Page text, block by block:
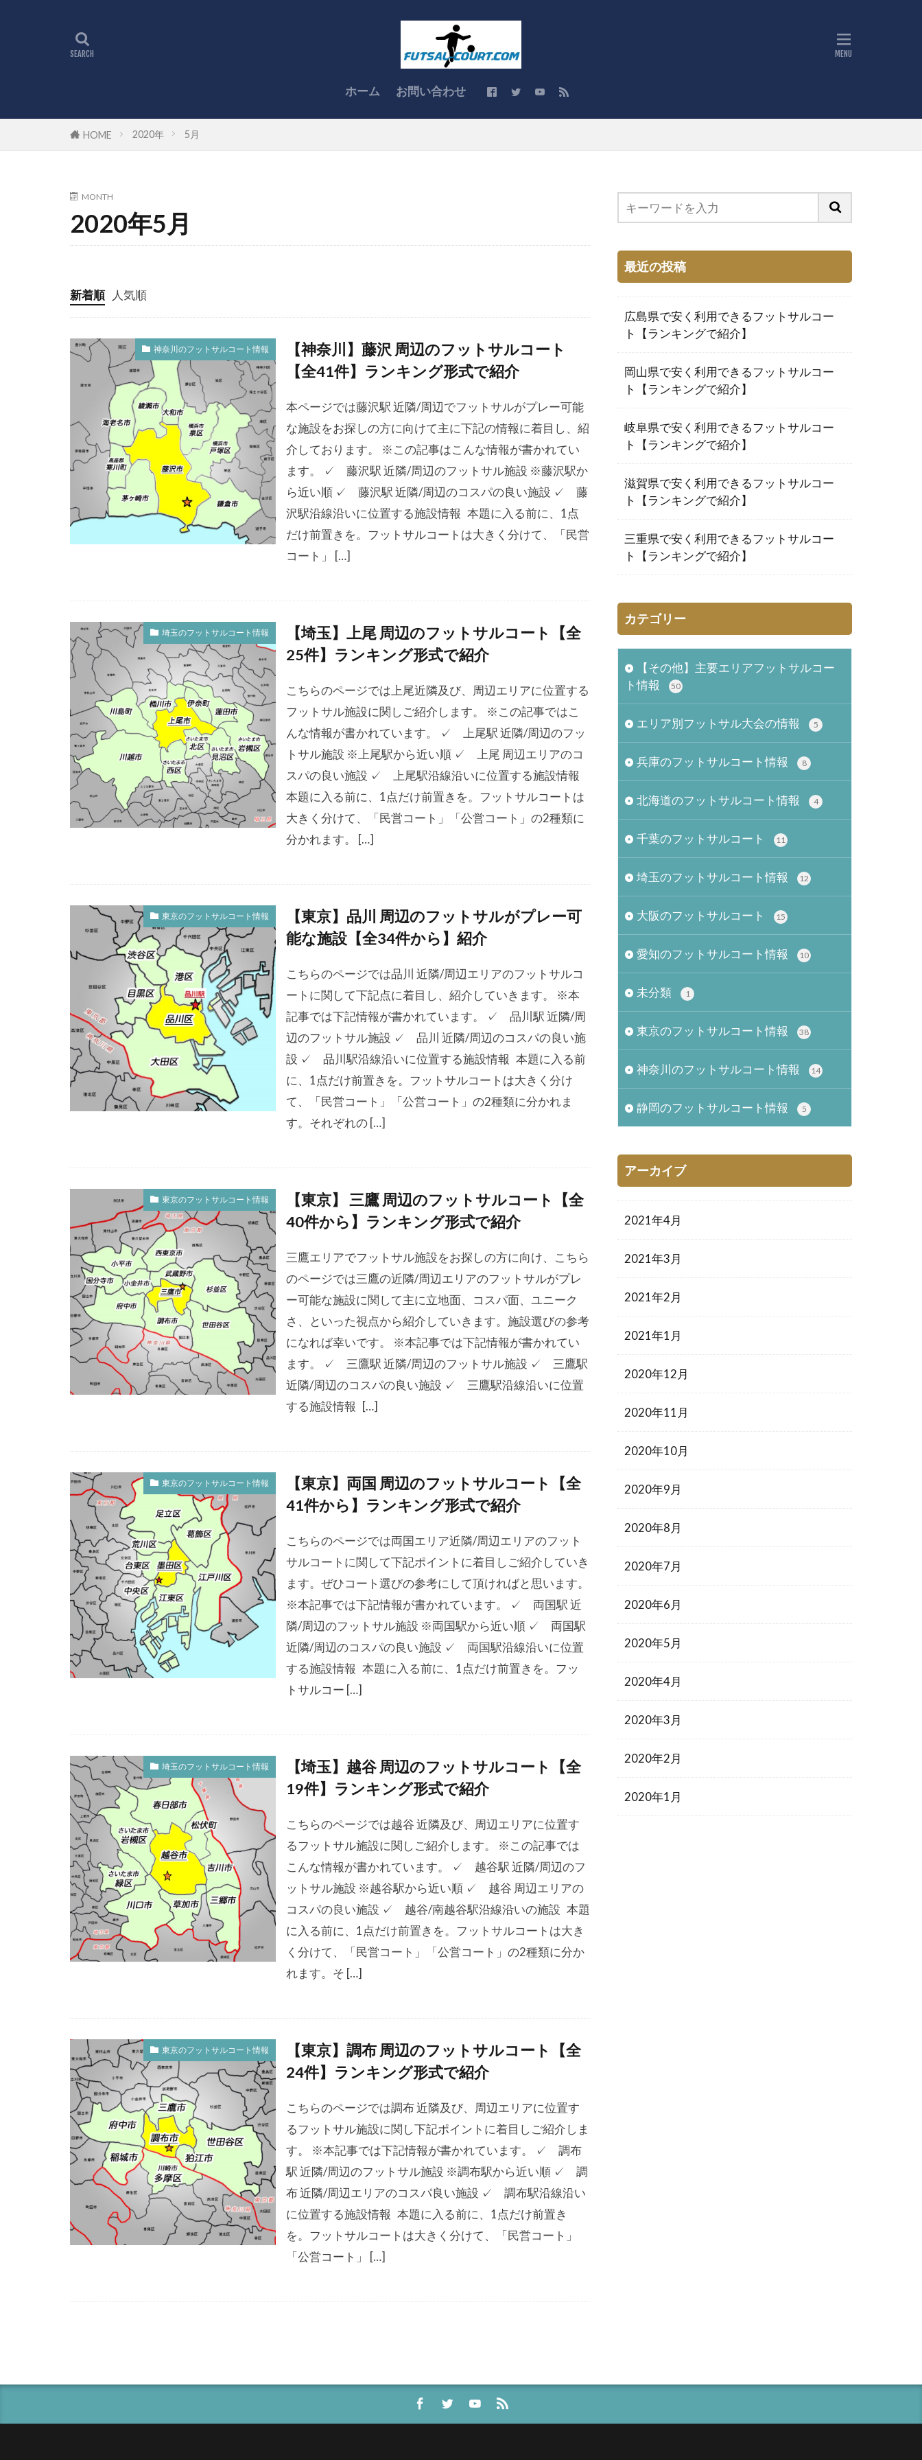
ホーム お問い合わせ
HOME 2020年 5月
MONTH
2020年5月
新着順 人気順
神奈川のフットサルコート情報
【神奈川】藤沢 周辺のフットサルコート
【全41件】ランキング形式で紹介
本ページでは藤沢駅 近隣/周辺でフットサルがプレー可能
な施設をお探しの方に向けて主に下記の情報に着目し、紹
介しております。 ※この記事はこんな情報が書かれてい
ます。 ✓ 藤沢駅 近隣/周辺のフットサル施設 ※藤沢駅か
ら近い順 ✓ 藤沢駅 近隣/周辺のコスパの良い施設 ✓ 藤
沢駅沿線沿いに位置する施設情報 本題に入る前に、1点
だけ前置きを。フットサルコートは大きく分けて、「民営
コート」 […]
埼玉のフットサルコート情報
【埼玉】上尾 周辺のフットサルコート【全
25件】ランキング形式で紹介
こちらのページでは上尾近隣及び、周辺エリアに位置する
フットサル施設に関しご紹介します。 ※この記事ではこ
んな情報が書かれています。 ✓ 上尾駅 近隣/周辺のフッ
トサル施設 ※上尾駅から近い順 ✓ 上尾 周辺エリアのコ
スパの良い施設 ✓ 上尾駅沿線沿いに位置する施設情報
本題に入る前に、1点だけ前置きを。フットサルコートは
大きく分けて、「民営コート」「公営コート」の2種類に
分かれます。 […]
東京のフットサルコート情報
【東京】品川 周辺のフットサルがプレー可
能な施設【全34件から】紹介
こちらのページでは品川 近隣/周辺エリアのフットサルコ
ートに関して下記点に着目し、紹介していきます。 ※本
記事では下記情報が書かれています。 ✓ 品川駅 近隣/周
辺のフットサル施設 ✓ 品川 近隣/周辺のコスパの良い施
設 ✓ 品川駅沿線沿いに位置する施設情報 本題に入る前
に、1点だけ前置きを。フットサルコートは大きく分け
て、「民営コート」「公営コート」の2種類に分かれま
す。それぞれの […]
東京のフットサルコート情報
【東京】 三鷹 周辺のフットサルコート【全
40件から】ランキング形式で紹介
三鷹エリアでフットサル施設をお探しの方に向け、こちら
のページでは三鷹の近隣/周辺エリアのフットサルがプレ
ー可能な施設に関して主に立地面、コスパ面、ユニーク
さ、といった視点から紹介していきます。施設選びの参考
になれば幸いです。 ※本記事では下記情報が書かれてい
ます。 ✓ 三鷹駅 近隣/周辺のフットサル施設 ✓ 三鷹駅
近隣/周辺のコスパの良い施設 ✓ 三鷹駅沿線沿いに位置
する施設情報 […]
東京のフットサルコート情報
【東京】両国 周辺のフットサルコート【全
41件から】ランキング形式で紹介
こちらのページでは両国エリア近隣/周辺エリアのフット
サルコートに関して下記ポイントに着目しご紹介していき
ます。ぜひコート選びの参考にして頂ければと思います。
※本記事では下記情報が書かれています。 ✓ 両国駅 近
隣/周辺のフットサル施設 ※両国駅から近い順 ✓ 両国駅
近隣/周辺のコスパの良い施設 ✓ 両国駅沿線沿いに位置
する施設情報 本題に入る前に、1点だけ前置きを。フッ
トサルコー […]
埼玉のフットサルコート情報
【埼玉】越谷 周辺のフットサルコート【全
19件】ランキング形式で紹介
こちらのページでは越谷 近隣及び、周辺エリアに位置す
るフットサル施設に関しご紹介します。 ※この記事では
こんな情報が書かれています。 ✓ 越谷駅 近隣/周辺のフ
ットサル施設 ※越谷駅から近い順 ✓ 越谷 周辺エリアの
コスパの良い施設 ✓ 越谷/南越谷駅沿線沿いの施設 本題
に入る前に、1点だけ前置きを。フットサルコートは大き
く分けて、「民営コート」「公営コート」の2種類に分か
れます。そ […]
東京のフットサルコート情報
【東京】調布 周辺のフットサルコート【全
24件】ランキング形式で紹介
こちらのページでは調布 近隣及び、周辺エリアに位置す
るフットサル施設に関し下記ポイントに着目しご紹介しま
す。 ※本記事では下記情報が書かれています。 ✓ 調布
駅 近隣/周辺のフットサル施設 ※調布駅から近い順 ✓ 調
布 近隣/周辺エリアのコスパ良い施設 ✓ 調布駅沿線沿い
に位置する施設情報 本題に入る前に、1点だけ前置き
を。フットサルコートは大きく分けて、「民営コート」
「公営コート」 […]
最近の投稿
広島県で安く利用できるフットサルコー
ト【ランキングで紹介】
岡山県で安く利用できるフットサルコー
ト【ランキングで紹介】
岐阜県で安く利用できるフットサルコー
ト【ランキングで紹介】
滋賀県で安く利用できるフットサルコー
ト【ランキングで紹介】
三重県で安く利用できるフットサルコー
ト【ランキングで紹介】
カテゴリー
【その他】主要エリアフットサルコー
ト情報
50
エリア別フットサル大会の情報 5
兵庫のフットサルコート情報 8
北海道のフットサルコート情報 4
千葉のフットサルコート 11
埼玉のフットサルコート情報 12
大阪のフットサルコート 15
愛知のフットサルコート情報 10
未分類 1
東京のフットサルコート情報 38
神奈川のフットサルコート情報 14
静岡のフットサルコート情報 5
アーカイブ
2021年4月
2021年3月
2021年2月
2021年1月
2020年12月
2020年11月
2020年10月
2020年9月
2020年8月
2020年7月
2020年6月
2020年5月
2020年4月
2020年3月
2020年2月
2020年1月